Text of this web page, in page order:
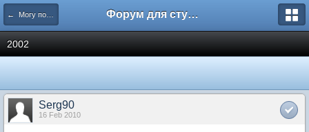
← Могу помочь Форум для студента СГА
2002
Serg90
16 Feb 2010